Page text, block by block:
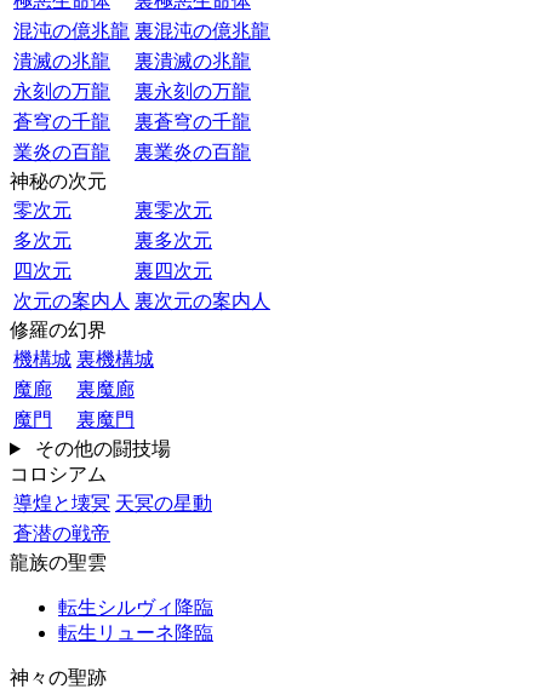
混沌の億兆龍 裏混沌の億兆龍
潰滅の兆龍
裏潰滅の兆龍
永刻の万龍
裏永刻の万龍
蒼穹の千龍
裏蒼穹の千龍
業炎の百龍
裏業炎の百龍
神秘の次元
零次元
裏零次元
多次元
裏多次元
四次元
裏四次元
次元の案内人 裏次元の案内人
修羅の幻界
機構城 裏機構城
魔廊
裏魔廊
魔門
裏魔門
その他の闘技場
コロシアム
導煌と壊冥 天冥の星動
蒼潜の戦帝
龍族の聖雲
転生シルヴィ降臨
転生リューネ降臨
神々の聖跡